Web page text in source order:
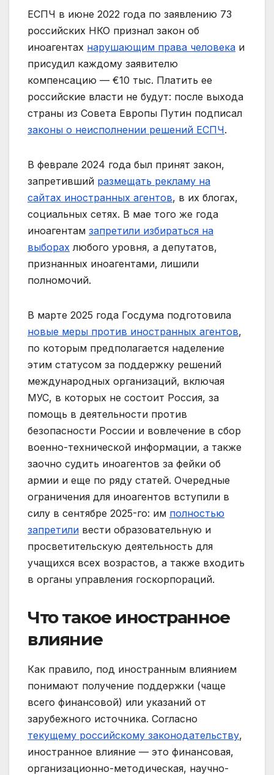
ЕСПЧ в июне 2022 года по заявлению 73
российских НКО признал закон об
иноагентах нарушающим права человека и
присудил каждому заявителю
компенсацию — €10 тыс. Платить ее
российские власти не будут: после выхода
страны из Совета Европы Путин подписал
законы о неисполнении решений ЕСПЧ.
В феврале 2024 года был принят закон,
запретивший размещать рекламу на
сайтах иностранных агентов, в их блогах,
социальных сетях. В мае того же года
иноагентам запретили избираться на
выборах любого уровня, а депутатов,
признанных иноагентами, лишили
полномочий.
В марте 2025 года Госдума подготовила
новые меры против иностранных агентов,
по которым предполагается наделение
этим статусом за поддержку решений
международных организаций, включая
МУС, в которых не состоит Россия, за
помощь в деятельности против
безопасности России и вовлечение в сбор
военно-технической информации, а также
заочно судить иноагентов за фейки об
армии и еще по ряду статей. Очередные
ограничения для иноагентов вступили в
силу в сентябре 2025-го: им полностью
запретили вести образовательную и
просветительскую деятельность для
учащихся всех возрастов, а также входить
в органы управления госкорпораций.
Что такое иностранное
влияние
Как правило, под иностранным влиянием
понимают получение поддержки (чаще
всего финансовой) или указаний от
зарубежного источника. Согласно
текущему российскому законодательству,
иностранное влияние — это финансовая,
организационно-методическая, научно-